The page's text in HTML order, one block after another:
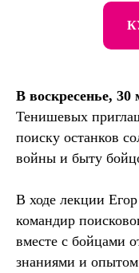
В воскресенье, 30
Тенишевых
поиску останков
войны и быту
В ходе лекции
командир
вместе с бойцами
знаниями и